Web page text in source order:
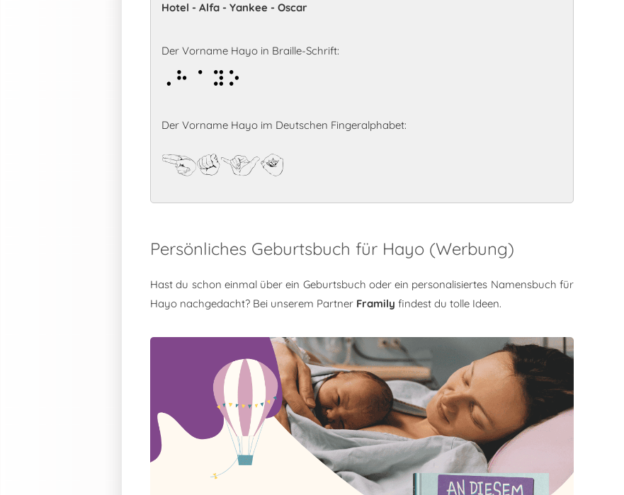
Hotel - Alfa - Yankee - Oscar
Der Vorname Hayo in Braille-Schrift:
Hayo
Der Vorname Hayo im Deutschen Fingeralphabet:
Hayo
Persönliches Geburtsbuch für Hayo (Werbung)
Hast du schon einmal über ein Geburtsbuch oder ein personalisiertes Namensbuch für
Hayo nachgedacht? Bei unserem Partner Framily findest du tolle Ideen.